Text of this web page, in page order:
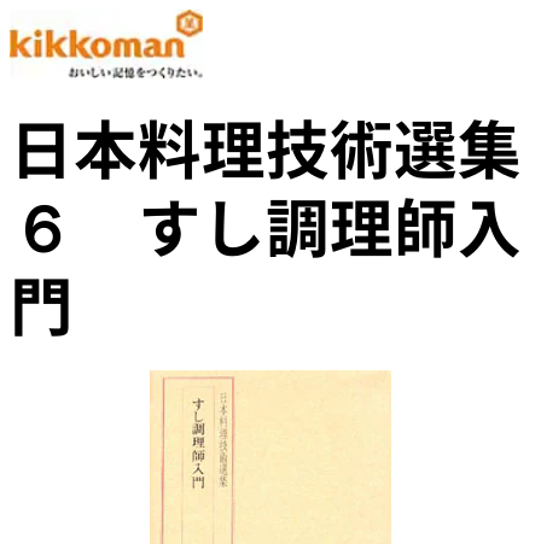
日本料理技術選集
６ すし調理師入
門